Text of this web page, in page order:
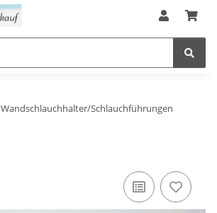
Wandschlauchhalter/Schlauchführungen